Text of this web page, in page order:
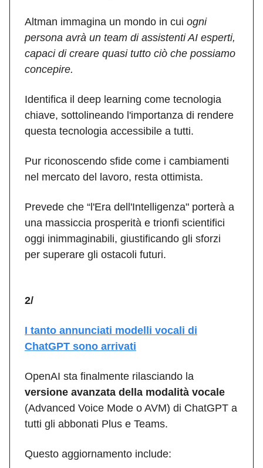
Altman immagina un mondo in cui ogni
persona avrà un team di assistenti AI esperti,
capaci di creare quasi tutto ciò che possiamo
concepire.
Identifica il deep learning come tecnologia
chiave, sottolineando l'importanza di rendere
questa tecnologia accessibile a tutti.
Pur riconoscendo sfide come i cambiamenti
nel mercato del lavoro, resta ottimista.
Prevede che “l'Era dell'Intelligenza" porterà a
una massiccia prosperità e trionfi scientifici
oggi inimmaginabili, giustificando gli sforzi
per superare gli ostacoli futuri.
2/
I tanto annunciati modelli vocali di
ChatGPT sono arrivati
OpenAI sta finalmente rilasciando la
versione avanzata della modalità vocale
(Advanced Voice Mode o AVM) di ChatGPT a
tutti gli abbonati Plus e Teams.
Questo aggiornamento include: